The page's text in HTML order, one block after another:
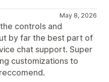
May 8, 2026
controls and
by far the best part of
chat support. Super
customizations to